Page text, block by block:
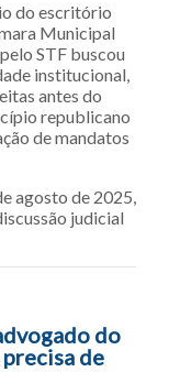
do escritório
Municipal
STF buscou
institucional,
antes do
republicano
de mandatos
agosto de 2025,
judicial
do
de